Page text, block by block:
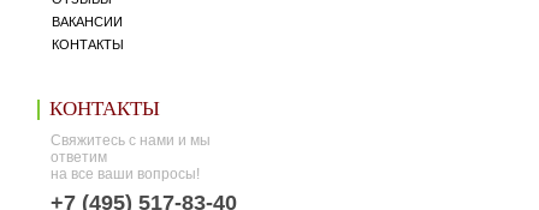
ВАКАНСИИ
КОНТАКТЫ
КОНТАКТЫ
Свяжитесь с нами и мы
ответим
на все ваши вопросы!
+7 (495) 517-83-40